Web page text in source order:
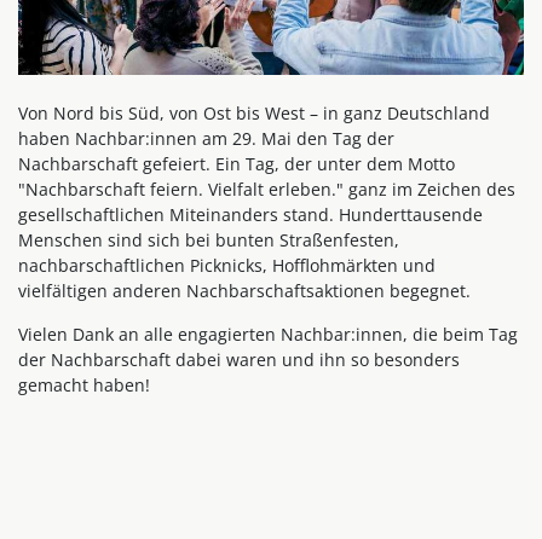
Von Nord bis Süd, von Ost bis West – in ganz Deutschland
haben Nachbar:innen am 29. Mai den Tag der
Nachbarschaft gefeiert. Ein Tag, der unter dem Motto
"Nachbarschaft feiern. Vielfalt erleben." ganz im Zeichen des
gesellschaftlichen Miteinanders stand. Hunderttausende
Menschen sind sich bei bunten Straßenfesten,
nachbarschaftlichen Picknicks, Hofflohmärkten und
vielfältigen anderen Nachbarschaftsaktionen begegnet.
Vielen Dank an alle engagierten Nachbar:innen, die beim Tag
der Nachbarschaft dabei waren und ihn so besonders
gemacht haben!